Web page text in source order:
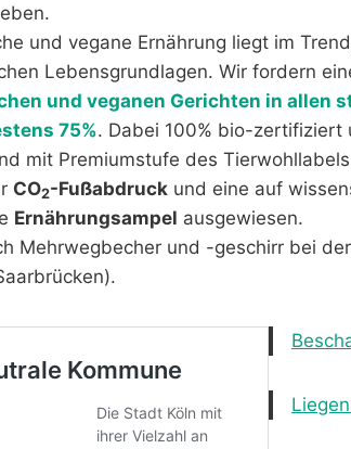
und vegane Ernährung liegt im
Lebensgrundlagen. Wir fordern
und veganen Gerichten in allen
75%. Dabei 100% bio-zertifiziert
mit Premiumstufe des
CO2-Fußabdruck und eine auf
Ernährungsampel ausgewiesen.
Mehrwegbecher und -geschirr bei